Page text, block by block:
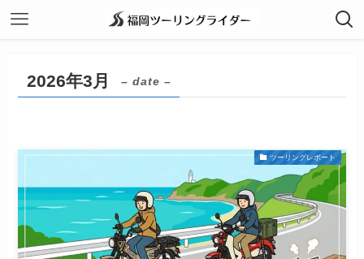
2026年3月 – date –
ツーリングレポート